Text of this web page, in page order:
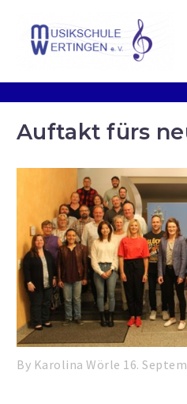
Auftakt fürs
By Karolina Wörle 16.